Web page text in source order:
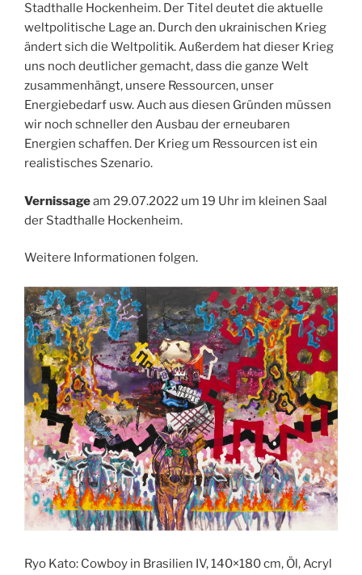
Stadthalle Hockenheim. Der Titel deutet die aktuelle
weltpolitische Lage an. Durch den ukrainischen Krieg
ändert sich die Weltpolitik. Außerdem hat dieser Krieg
uns noch deutlicher gemacht, dass die ganze Welt
zusammenhängt, unsere Ressourcen, unser
Energiebedarf usw. Auch aus diesen Gründen müssen
wir noch schneller den Ausbau der erneubaren
Energien schaffen. Der Krieg um Ressourcen ist ein
realistisches Szenario.
Vernissageam 29.07.2022 um 19 Uhr im kleinen Saal
der Stadthalle Hockenheim.
Weitere Informationen folgen.
Ryo Kato: Cowboy in Brasilien IV, 140×180 cm, Öl, Acryl